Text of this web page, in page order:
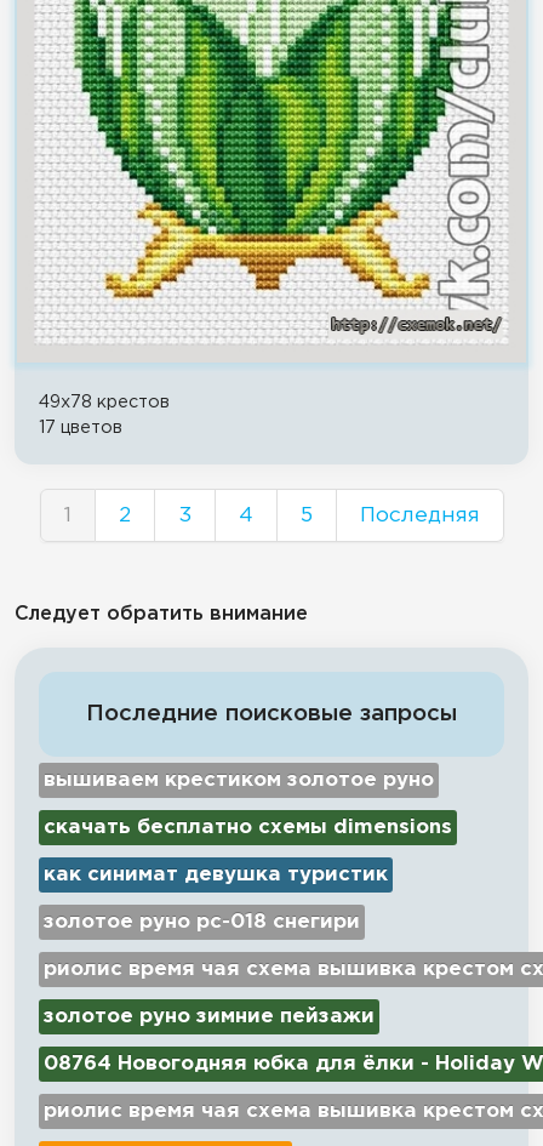
49x78 крестов
17 цветов
1 2 3 4 5 Последняя
Следует обратить внимание
Последние поисковые запросы
вышиваем крестиком золотое руно
скачать бесплатно схемы dimensions
как синимат девушка туристик
золотое руно рс-018 снегири
риолис время чая схема вышивка крестом
золотое руно зимние пейзажи
08764 Новогодняя юбка для ёлки - Holiday
риолис время чая схема вышивка крестом